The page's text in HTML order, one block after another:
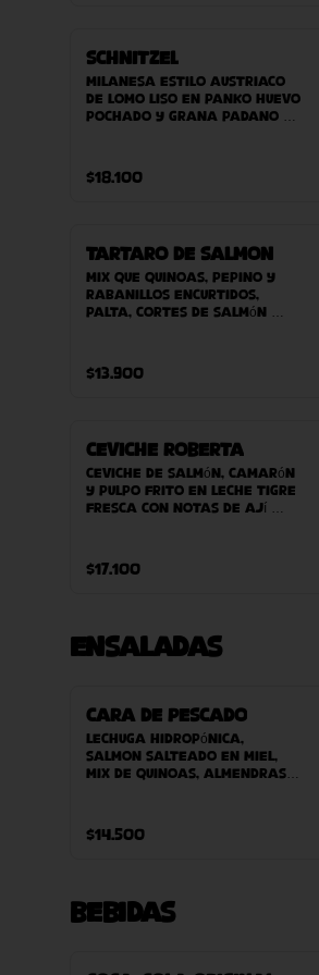
Schnitzel
Milanesa estilo austriaco
de lomo liso en panko huevo
pochado y grana padano
fritas.
$18.100
Tartaro de Salmon
Mix que quinoas, pepino y
rabanillos encurtidos,
palta, cortes de salmón
Acompañado de nuestro pan
casero.
$13.900
Ceviche Roberta
Ceviche de Salmón, Camarón
y pulpo frito en leche tigre
fresca con notas de ají
camote asado y clorofila
de perejil. terminado con
$17.100
Ensaladas
Cara de Pescado
Lechuga hidropónica,
salmon salteado en miel,
mix de quinoas, almendras,
$14.500
Bebidas